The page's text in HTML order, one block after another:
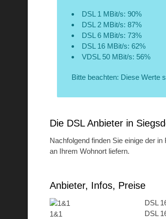
DSL 1 MBit/s: 90%
DSL 2 MBit/s: 87%
DSL 6 MBit/s: 73%
DSL 16 MBit/s: 62%
VDSL 50 MBit/s: 56%
Bitte beachten: Diese Werte
Die DSL Anbieter in
Nachfolgend finden Sie einige der
an Ihrem Wohnort liefern.
Anbieter, Infos, Preise
1&1
DSL
DSL